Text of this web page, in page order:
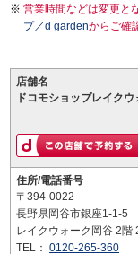
営業時間などは変更と
プ／d gardenからご確
店舗名
ドコモショップレイク
住所/電話番号
〒394-0022
長野県岡谷市銀座1-1-5
レイクウォーク岡谷 2階
TEL： 0120-265-360